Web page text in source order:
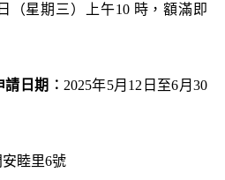
（星期三）上午10 時，額滿即
日期︰ 2025年5月12日至6月30
睦里6號